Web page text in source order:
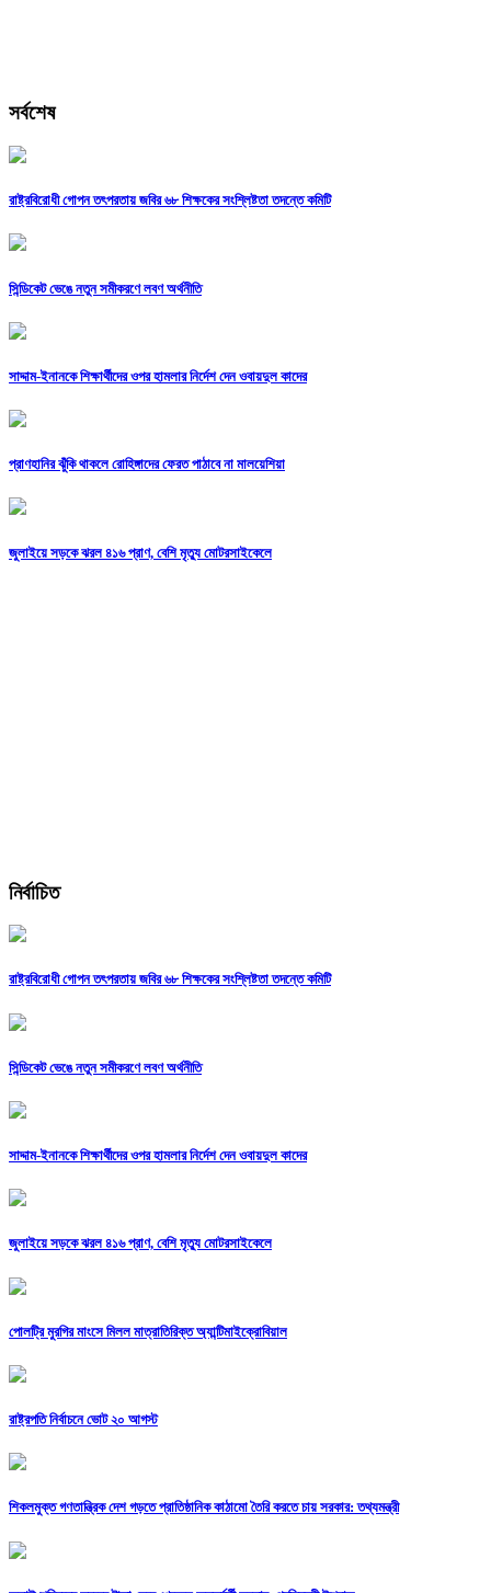
সর্বশেষ
রাষ্ট্রবিরোধী গোপন তৎপরতায় জবির ৬৮ শিক্ষকের সংশ্লিষ্টতা তদন্তে কমিটি
সিন্ডিকেট ভেঙে নতুন সমীকরণে লবণ অর্থনীতি
সাদ্দাম-ইনানকে শিক্ষার্থীদের ওপর হামলার নির্দেশ দেন ওবায়দুল কাদের
প্রাণহানির ঝুঁকি থাকলে রোহিঙ্গাদের ফেরত পাঠাবে না মালয়েশিয়া
জুলাইয়ে সড়কে ঝরল ৪১৬ প্রাণ, বেশি মৃত্যু মোটরসাইকেলে
নির্বাচিত
রাষ্ট্রবিরোধী গোপন তৎপরতায় জবির ৬৮ শিক্ষকের সংশ্লিষ্টতা তদন্তে কমিটি
সিন্ডিকেট ভেঙে নতুন সমীকরণে লবণ অর্থনীতি
সাদ্দাম-ইনানকে শিক্ষার্থীদের ওপর হামলার নির্দেশ দেন ওবায়দুল কাদের
জুলাইয়ে সড়কে ঝরল ৪১৬ প্রাণ, বেশি মৃত্যু মোটরসাইকেলে
পোলট্রি মুরগির মাংসে মিলল মাত্রাতিরিক্ত অ্যান্টিমাইক্রোবিয়াল
রাষ্ট্রপতি নির্বাচনে ভোট ২০ আগস্ট
শিকলমুক্ত গণতান্ত্রিক দেশ গড়তে প্রাতিষ্ঠানিক কাঠামো তৈরি করতে চায় সরকার: তথ্যমন্ত্রী